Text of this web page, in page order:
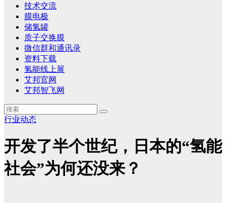
技术交流
膜电极
储氢罐
质子交换膜
微信群和通讯录
资料下载
氢能线上展
艾邦官网
艾邦智飞网
行业动态
开发了半个世纪，日本的“氢能
社会”为何还没来？